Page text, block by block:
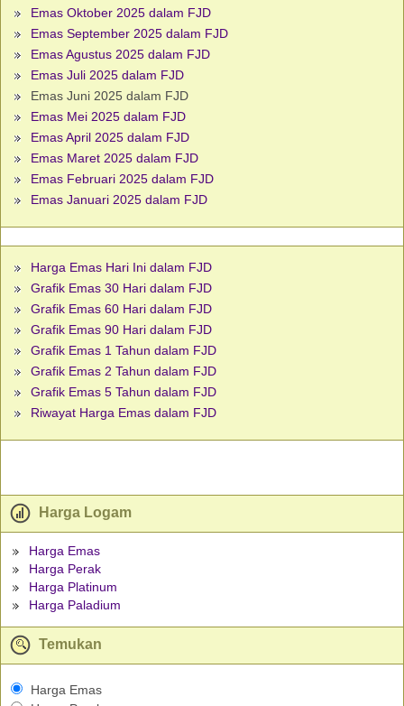
Emas Oktober 2025 dalam FJD
Emas September 2025 dalam FJD
Emas Agustus 2025 dalam FJD
Emas Juli 2025 dalam FJD
Emas Juni 2025 dalam FJD
Emas Mei 2025 dalam FJD
Emas April 2025 dalam FJD
Emas Maret 2025 dalam FJD
Emas Februari 2025 dalam FJD
Emas Januari 2025 dalam FJD
Harga Emas Hari Ini dalam FJD
Grafik Emas 30 Hari dalam FJD
Grafik Emas 60 Hari dalam FJD
Grafik Emas 90 Hari dalam FJD
Grafik Emas 1 Tahun dalam FJD
Grafik Emas 2 Tahun dalam FJD
Grafik Emas 5 Tahun dalam FJD
Riwayat Harga Emas dalam FJD
Harga Logam
Harga Emas
Harga Perak
Harga Platinum
Harga Paladium
Temukan
Harga Emas